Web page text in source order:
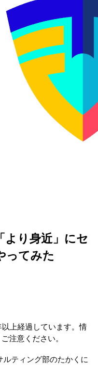
より身近」にセ
ってみた
上経過しています。情
注意ください。
ティング部のたかくに